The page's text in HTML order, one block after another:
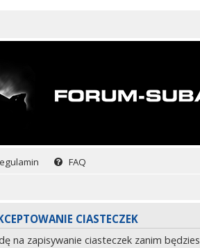
FAQ
CIASTECZEK
na zapisywanie ciasteczek zanim